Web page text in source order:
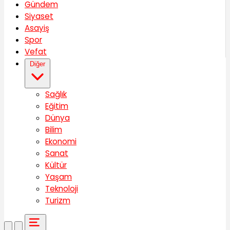
Gündem
Siyaset
Asayiş
Spor
Vefat
Diğer
Sağlık
Eğitim
Dünya
Bilim
Ekonomi
Sanat
Kültür
Yaşam
Teknoloji
Turizm